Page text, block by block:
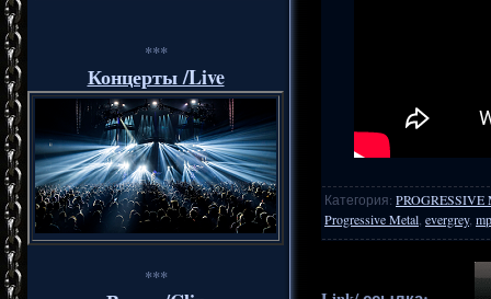
***
Концерты /Live
***
Категория:
Progressive Metal evergrey,